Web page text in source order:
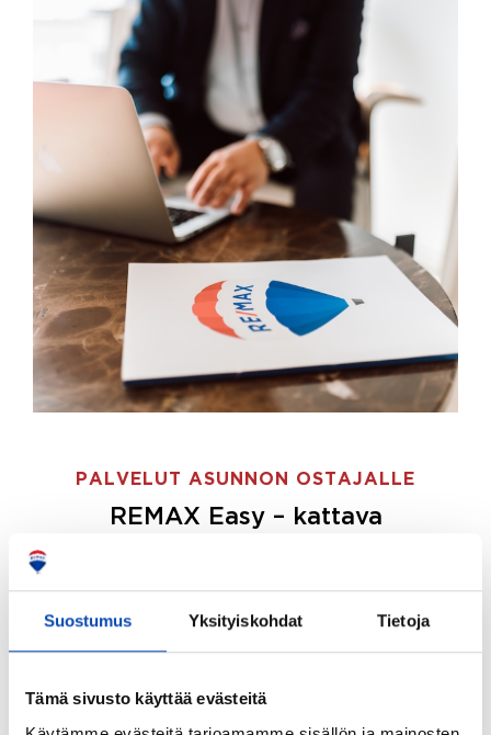
Suostumus Yksityiskohdat Tietoja
Tämä sivusto käyttää evästeitä
PALVELUT ASUNNON OSTAJALLE
REMAX Easy – kattava
ostajille.
Tee ostotoimeksianto ja etsimme juuri